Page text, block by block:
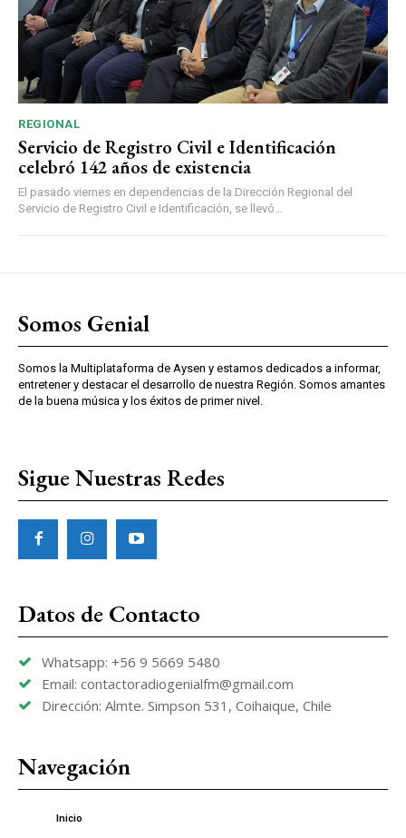
REGIONAL
Servicio de Registro Civil e Identificación
celebró 142 años de existencia
El pasado viernes en dependencias de la Dirección Regional del
Servicio de Registro Civil e Identificación, se llevó...
Somos Genial
Somos la Multiplataforma de Aysen y estamos dedicados a informar,
entretener y destacar el desarrollo de nuestra Región. Somos amantes
de la buena música y los éxitos de primer nivel.
Sigue Nuestras Redes
Datos de Contacto
Whatsapp: +56 9 5669 5480
Email: contactoradiogenialfm@gmail.com
Dirección: Almte. Simpson 531, Coihaique, Chile
Navegación
Inicio